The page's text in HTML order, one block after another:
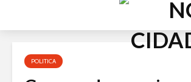
Acessar
conteúdoPOLITICA